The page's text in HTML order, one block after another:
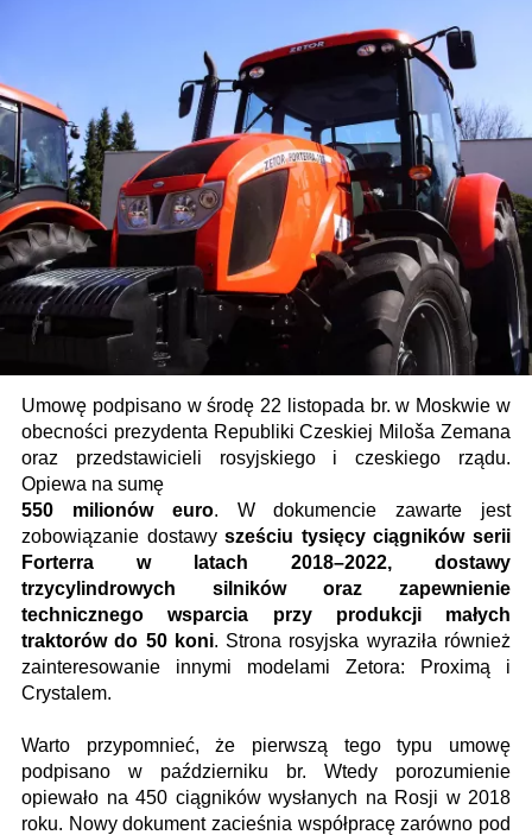
Umowę podpisano w środę 22 listopada br. w Moskwie w
obecności prezydenta Republiki Czeskiej Miloša Zemana
oraz przedstawicieli rosyjskiego i czeskiego rządu.
Opiewa na sumę
550 milionów euro. W dokumencie zawarte jest
zobowiązanie dostawysześciu tysięcy ciągników serii
Forterra w latach 2018–2022, dostawy
trzycylindrowych silników oraz zapewnienie
technicznego wsparcia przy produkcji małych
traktorów do 50 koni. Strona rosyjska wyraziła również
zainteresowanie innymi modelami Zetora: Proximą i
Crystalem.
Warto przypomnieć, że pierwszą tego typu umowę
podpisano w październiku br. Wtedy porozumienie
opiewało na 450 ciągników wysłanych na Rosji w 2018
roku. Nowy dokument zacieśnia współpracę zarówno pod